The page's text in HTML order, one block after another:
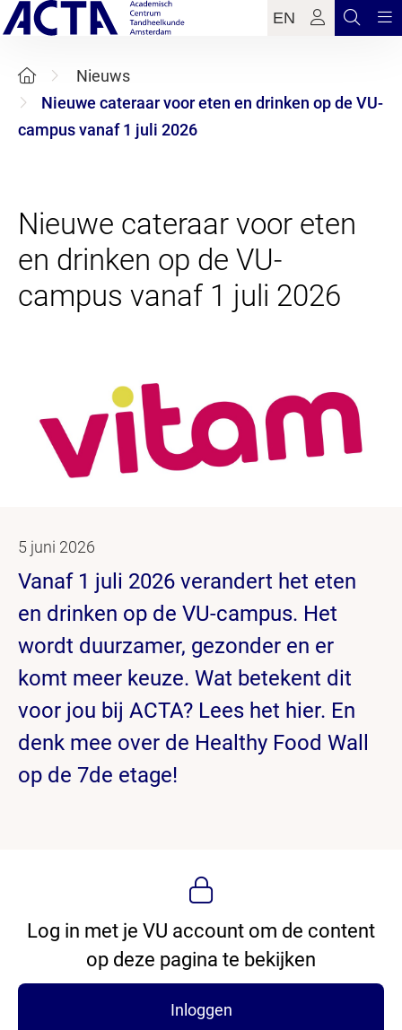
EN
Nieuws
Nieuwe cateraar voor eten en drinken op de VU-
campus vanaf 1 juli 2026
Nieuwe cateraar voor eten
en drinken op de VU-
5 juni 2026
Vanaf 1 juli 2026 verandert het eten
en drinken op de VU-campus. Het
wordt duurzamer, gezonder en er
komt meer keuze. Wat betekent dit
voor jou bij ACTA? Lees het hier. En
denk mee over de Healthy Food Wall
op de 7de etage!
Log in met je VU account om de content
op deze pagina te bekijken
Inloggen